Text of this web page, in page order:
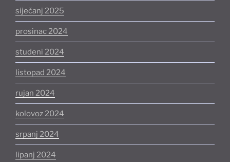
siječanj 2025
prosinac 2024
studeni 2024
listopad 2024
rujan 2024
kolovoz 2024
srpanj 2024
lipanj 2024